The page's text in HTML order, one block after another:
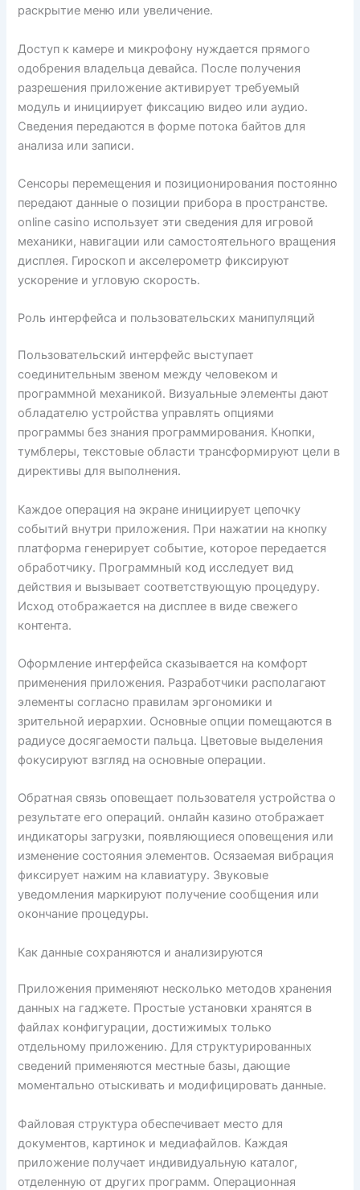
раскрытие меню или увеличение.
Доступ к камере и микрофону нуждается прямого
одобрения владельца девайса. После получения
разрешения приложение активирует требуемый
модуль и инициирует фиксацию видео или аудио.
Сведения передаются в форме потока байтов для
анализа или записи.
Сенсоры перемещения и позиционирования постоянно
передают данные о позиции прибора в пространстве.
online casino использует эти сведения для игровой
механики, навигации или самостоятельного вращения
дисплея. Гироскоп и акселерометр фиксируют
ускорение и угловую скорость.
Роль интерфейса и пользовательских манипуляций
Пользовательский интерфейс выступает
соединительным звеном между человеком и
программной механикой. Визуальные элементы дают
обладателю устройства управлять опциями
программы без знания программирования. Кнопки,
тумблеры, текстовые области трансформируют цели в
директивы для выполнения.
Каждое операция на экране инициирует цепочку
событий внутри приложения. При нажатии на кнопку
платформа генерирует событие, которое передается
обработчику. Программный код исследует вид
действия и вызывает соответствующую процедуру.
Исход отображается на дисплее в виде свежего
контента.
Оформление интерфейса сказывается на комфорт
применения приложения. Разработчики располагают
элементы согласно правилам эргономики и
зрительной иерархии. Основные опции помещаются в
радиусе досягаемости пальца. Цветовые выделения
фокусируют взгляд на основные операции.
Обратная связь оповещает пользователя устройства о
результате его операций. онлайн казино отображает
индикаторы загрузки, появляющиеся оповещения или
изменение состояния элементов. Осязаемая вибрация
фиксирует нажим на клавиатуру. Звуковые
уведомления маркируют получение сообщения или
окончание процедуры.
Как данные сохраняются и анализируются
Приложения применяют несколько методов хранения
данных на гаджете. Простые установки хранятся в
файлах конфигурации, достижимых только
отдельному приложению. Для структурированных
сведений применяются местные базы, дающие
моментально отыскивать и модифицировать данные.
Файловая структура обеспечивает место для
документов, картинок и медиафайлов. Каждая
приложение получает индивидуальную каталог,
отделенную от других программ. Операционная